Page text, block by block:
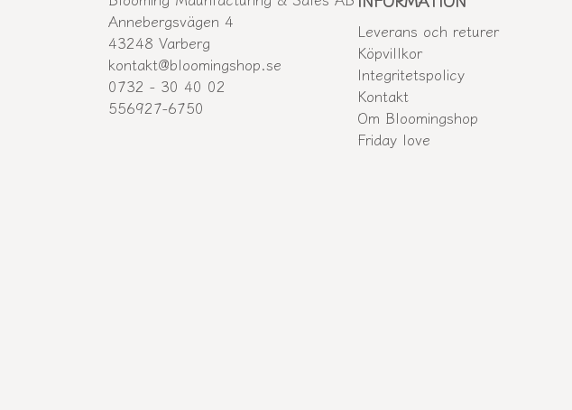
Annebergsvägen 4
43248 Varberg
kontakt@bloomingshop.se
0732 - 30 40 02
556927-6750
Leverans och returer
Köpvillkor
Integritetspolicy
Kontakt
Om Bloomingshop
Friday love